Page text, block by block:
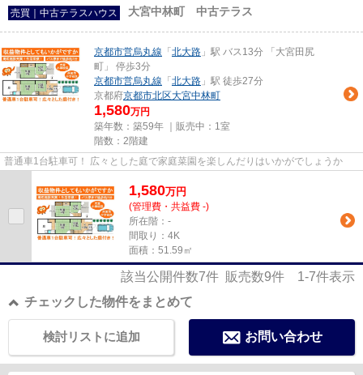
売買｜中古テラスハウス 大宮中林町 中古テラス
京都市営烏丸線 「 北大路 」駅 バス13分 「大宮田尻
町」 停歩3分
京都市営烏丸線 「 北大路 」駅 徒歩27分
京都府京都市北区大宮中林町
1,580万円
築年数：築59年 ｜販売中： 1室
階数：2階建
普通車1台駐車可！ 広々とした庭で家庭菜園を楽しんだりはいかがでしょうか
1,580万円
(管理費・共益費 -)
所在階：-
間取り：4K
面積：51.59㎡
該当公開件数7件 販売数9件 1-7件表示
チェックした物件をまとめて
お問い合わせ
検討リストに追加